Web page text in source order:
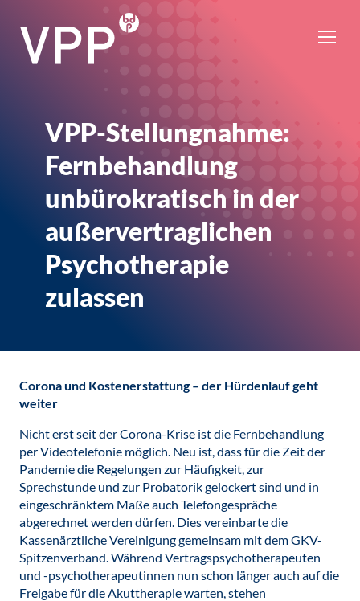
VPP-Stellungnahme:
Fernbehandlung
unbürokratisch in der
außervertraglichen
Psychotherapie
zulassen
Corona und Kostenerstattung – der Hürdenlauf geht
weiter
Nicht erst seit der Corona-Krise ist die Fernbehandlung
per Videotelefonie möglich. Neu ist, dass für die Zeit der
Pandemie die Regelungen zur Häufigkeit, zur
Sprechstunde und zur Probatorik gelockert sind und in
eingeschränktem Maße auch Telefongespräche
abgerechnet werden dürfen. Dies vereinbarte die
Kassenärztliche Vereinigung gemeinsam mit dem GKV-
Spitzenverband. Während Vertragspsychotherapeuten
und -psychotherapeutinnen nun schon länger auch auf die
Freigabe für die Akuttherapie warten, stehen